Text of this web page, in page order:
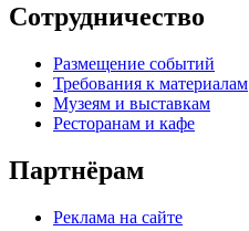
Сотрудничество
Размещение событий
Требования к материалам
Музеям и выставкам
Ресторанам и кафе
Партнёрам
Реклама на сайте